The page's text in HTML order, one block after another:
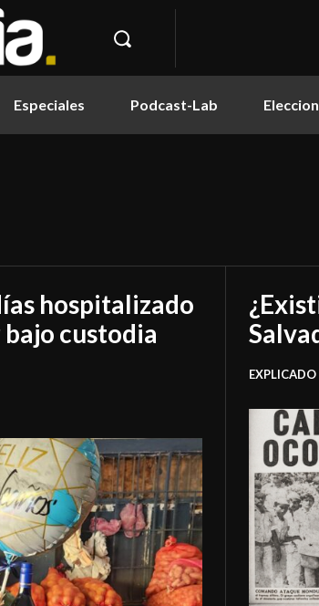
Especiales Podcast-Lab
hospitalizado
custodia
EXPLICADO